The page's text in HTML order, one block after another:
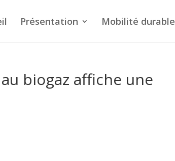
Présentation Mobilité durable
biogaz affiche une